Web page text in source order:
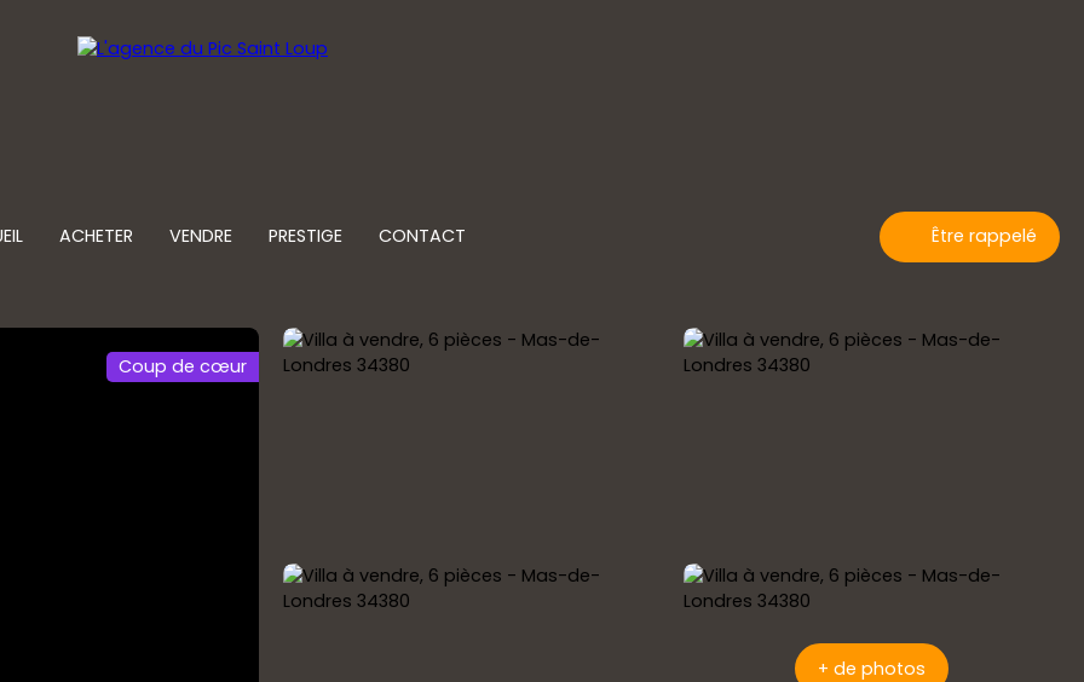
ACHETER VENDRE PRESTIGE CONTACT Être rappelé
Coup de cœur
+ de photos